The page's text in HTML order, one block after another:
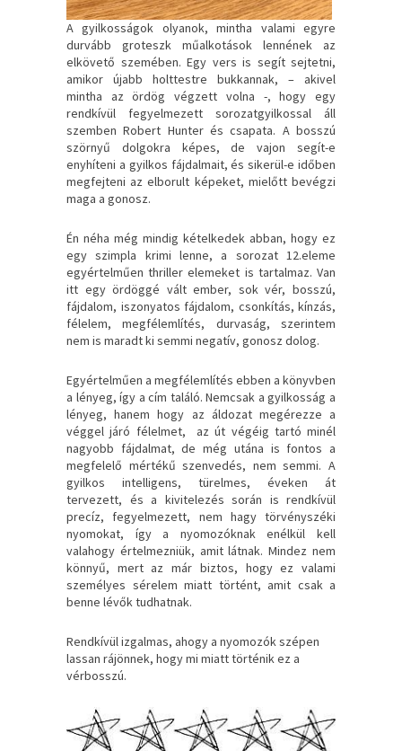
A gyilkosságok olyanok, mintha valami egyre
durvább groteszk műalkotások lennének az
elkövető szemében. Egy vers is segít sejtetni,
amikor újabb holttestre bukkannak, – akivel
mintha az ördög végzett volna -, hogy egy
rendkívül fegyelmezett sorozatgyilkossal áll
szemben Robert Hunter és csapata. A bosszú
szörnyű dolgokra képes, de vajon segít-e
enyhíteni a gyilkos fájdalmait, és sikerül-e időben
megfejteni az elborult képeket, mielőtt bevégzi
maga a gonosz.
Én néha még mindig kételkedek abban, hogy ez
egy szimpla krimi lenne, a sorozat 12.eleme
egyértelműen thriller elemeket is tartalmaz. Van
itt egy ördöggé vált ember, sok vér, bosszú,
fájdalom, iszonyatos fájdalom, csonkítás, kínzás,
félelem, megfélemlítés, durvaság, szerintem
nem is maradt ki semmi negatív, gonosz dolog.
Egyértelműen a megfélemlítés ebben a könyvben
a lényeg, így a cím találó. Nemcsak a gyilkosság a
lényeg, hanem hogy az áldozat megérezze a
véggel járó félelmet, az út végéig tartó minél
nagyobb fájdalmat, de még utána is fontos a
megfelelő mértékű szenvedés, nem semmi. A
gyilkos intelligens, türelmes, éveken át
tervezett, és a kivitelezés során is rendkívül
precíz, fegyelmezett, nem hagy törvényszéki
nyomokat, így a nyomozóknak enélkül kell
valahogy értelmezniük, amit látnak. Mindez nem
könnyű, mert az már biztos, hogy ez valami
személyes sérelem miatt történt, amit csak a
benne lévők tudhatnak.
Rendkívül izgalmas, ahogy a nyomozók szépen
lassan rájönnek, hogy mi miatt történik ez a
vérbosszú.